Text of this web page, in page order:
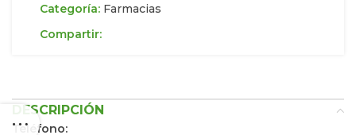
Categoría: Farmacias
Compartir:
DESCRIPCIÓN
Teléfono: